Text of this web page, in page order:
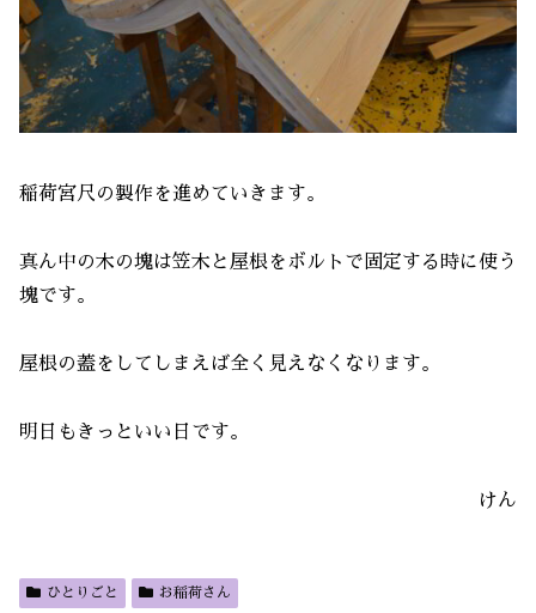
稲荷宮尺の製作を進めていきます。
真ん中の木の塊は笠木と屋根をボルトで固定する時に使う
塊です。
屋根の蓋をしてしまえば全く見えなくなります。
明日もきっといい日です。
けん
ひとりごと お稲荷さん